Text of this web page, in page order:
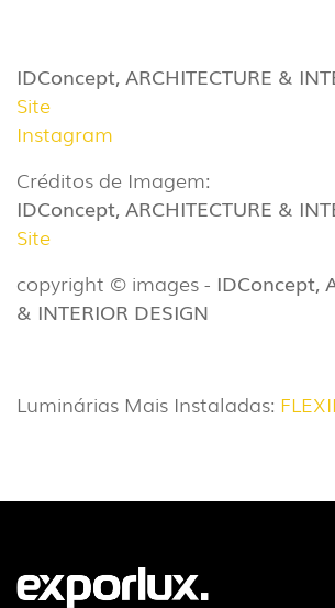
IDConcept, ARCHITECTURE &
Site
Instagram
Créditos de Imagem:
IDConcept, ARCHITECTURE &
Site
copyright © images - IDConcept,
& INTERIOR DESIGN
Luminárias Mais Instaladas: